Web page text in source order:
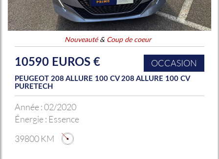
Nouveauté& Coup de coeur
10590 EUROS € OCCASION
PEUGEOT 208 ALLURE 100 CV 208 ALLURE 100 CV
PURETECH
Année :02/2020
Énergie : Essence
39800 KM